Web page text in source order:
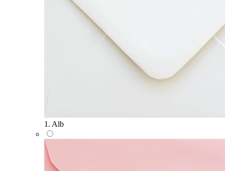
1. Alb